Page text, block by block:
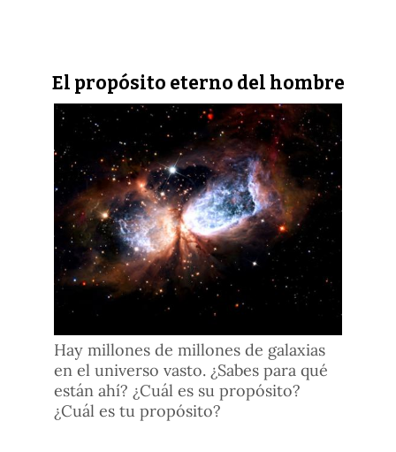
El propósito eterno del hombre
Hay millones de millones de galaxias
en el universo vasto. ¿Sabes para qué
están ahí? ¿Cuál es su propósito?
¿Cuál es tu propósito?